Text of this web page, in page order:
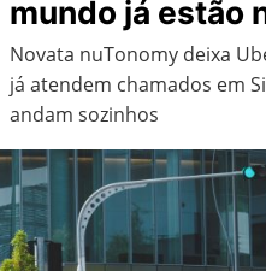
mundo já estão
Novata nuTonomy deixa
já atendem chamados em
andam sozinhos